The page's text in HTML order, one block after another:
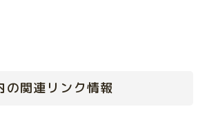
の関連リンク情報